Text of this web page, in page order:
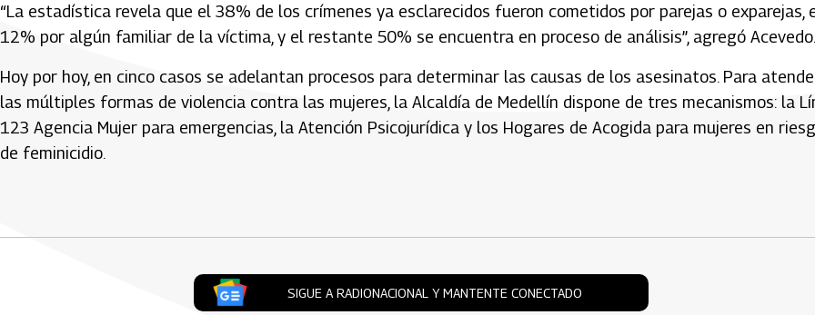
“La estadística revela que el 38% de los crímenes ya esclarecidos fueron cometidos por parejas o exparejas,
12% por algún familiar de la víctima, y el restante 50% se encuentra en proceso de análisis”, agregó Acevedo.
Hoy por hoy, en cinco casos se adelantan procesos para determinar las causas de los asesinatos. Para
las múltiples formas de violencia contra las mujeres, la Alcaldía de Medellín dispone de tres mecanismos: la
123 Agencia Mujer para emergencias, la Atención Psicojurídica y los Hogares de Acogida para mujeres en
de feminicidio.
SIGUE A RADIONACIONAL Y MANTENTE CONECTADO